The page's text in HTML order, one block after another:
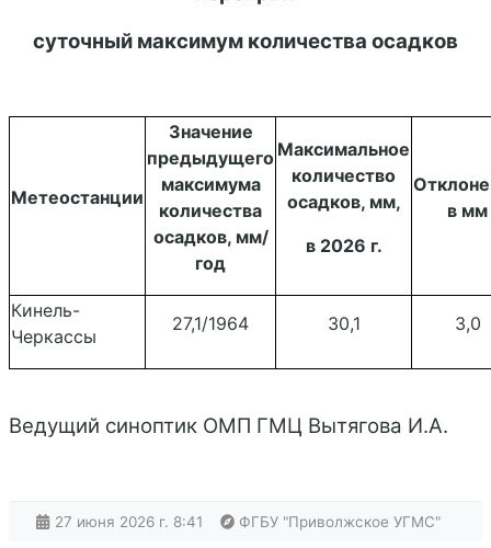
суточный максимум количества осадков
Метеостанции
Значение
предыдущего
максимума
количества
осадков, мм/
год
Максимальное
количество
осадков, мм,
в 2026 г.
в мм
Кинель-
Черкассы
27,1/1964 30,1 3,0
Ведущий синоптик ОМП ГМЦ Вытягова И.А.
27 июня 2026 г. 8:41 ФГБУ "Приволжское УГМС"